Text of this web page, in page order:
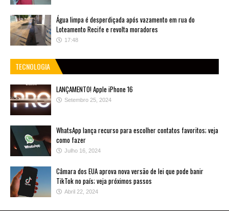
Água limpa é desperdiçada após vazamento em rua do
Loteamento Recife e revolta moradores
17:48
TECNOLOGIA
LANÇAMENTO! Apple iPhone 16
Setembro 25, 2024
WhatsApp lança recurso para escolher contatos favoritos; veja
como fazer
Julho 16, 2024
Câmara dos EUA aprova nova versão de lei que pode banir
TikTok no país; veja próximos passos
Abril 22, 2024